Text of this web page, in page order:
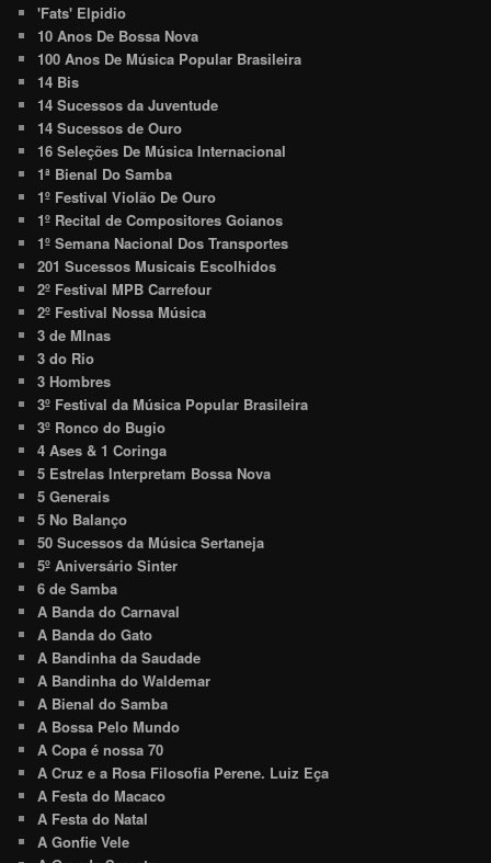
'Fats' Elpidio
10 Anos De Bossa Nova
100 Anos De Música Popular Brasileira
14 Bis
14 Sucessos da Juventude
14 Sucessos de Ouro
16 Seleções De Música Internacional
1ª Bienal Do Samba
1º Festival Violão De Ouro
1º Recital de Compositores Goianos
1º Semana Nacional Dos Transportes
201 Sucessos Musicais Escolhidos
2º Festival MPB Carrefour
2º Festival Nossa Música
3 de MInas
3 do Rio
3 Hombres
3º Festival da Música Popular Brasileira
3º Ronco do Bugio
4 Ases & 1 Coringa
5 Estrelas Interpretam Bossa Nova
5 Generais
5 No Balanço
50 Sucessos da Música Sertaneja
5º Aniversário Sinter
6 de Samba
A Banda do Carnaval
A Banda do Gato
A Bandinha da Saudade
A Bandinha do Waldemar
A Bienal do Samba
A Bossa Pelo Mundo
A Copa é nossa 70
A Cruz e a Rosa Filosofia Perene. Luiz Eça
A Festa do Macaco
A Festa do Natal
A Gonfie Vele